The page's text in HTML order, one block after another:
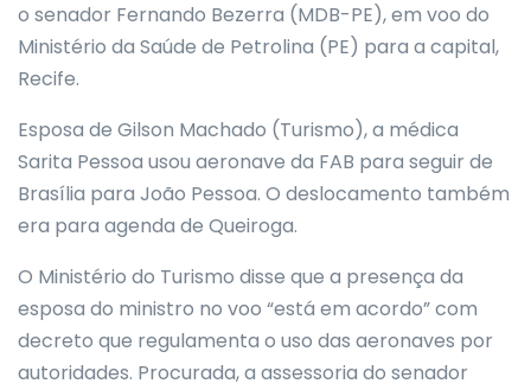
o senador Fernando Bezerra (MDB-PE), em voo do
Ministério da Saúde de Petrolina (PE) para a capital,
Recife.
Esposa de Gilson Machado (Turismo), a médica
Sarita Pessoa usou aeronave da FAB para seguir de
Brasília para João Pessoa. O deslocamento também
era para agenda de Queiroga.
O Ministério do Turismo disse que a presença da
esposa do ministro no voo “está em acordo” com
decreto que regulamenta o uso das aeronaves por
autoridades. Procurada, a assessoria do senador